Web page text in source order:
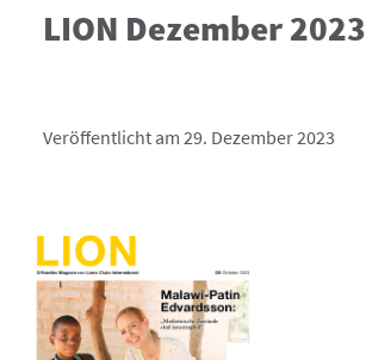
LION Dezember 2023
Veröffentlicht am 29. Dezember 2023